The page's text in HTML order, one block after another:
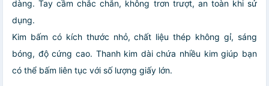
dàng. Tay cầm chắc chắn, không trơn trượt, an toàn khi sử
dụng.
Kim bấm có kích thước nhỏ, chất liệu thép không gỉ, sáng
bóng, độ cứng cao. Thanh kim dài chứa nhiều kim giúp bạn
có thể bấm liên tục với số lượng giấy lớn.